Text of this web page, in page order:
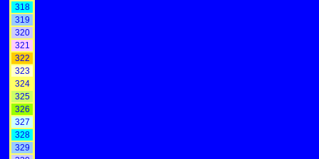
318
319
320
321
322
323
324
325
326
327
328
329